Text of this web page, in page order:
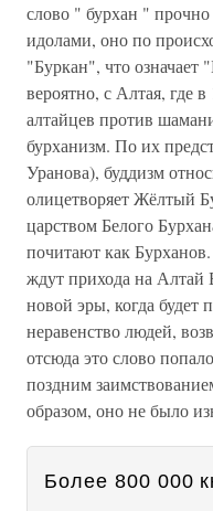
слово " бурхан "
идолами, оно по
"Буркан", что
вероятно, с Алтая, где
алтайцев против
бурханизм. По их
Уранова), буддизм
олицетворяет Жёлтый
царством Белого
почитают как
ждут прихода на Алтай
новой эры, когда будет
неравенство людей,
отсюда это слово
поздним
образом, оно не было
Более 800 000